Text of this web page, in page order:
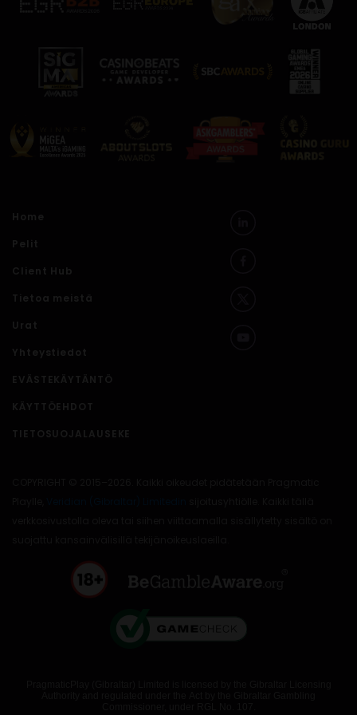
Home
Pelit
Client Hub
Tietoa meistä
Urat
Yhteystiedot
EVÄSTEKÄYTÄNTÖ
KÄYTTÖEHDOT
TIETOSUOJALAUSEKE